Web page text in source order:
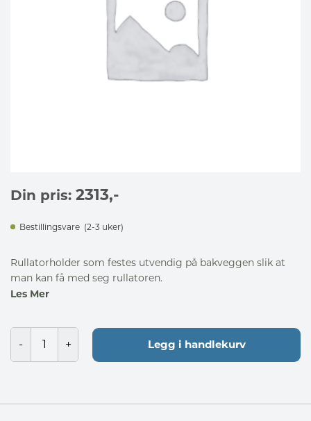
Din pris: 2313,-
Bestillingsvare (2-3 uker)
Rullatorholder som festes utvendig på bakveggen slik at
man kan få med seg rullatoren.
Les Mer
Legg i handlekurv